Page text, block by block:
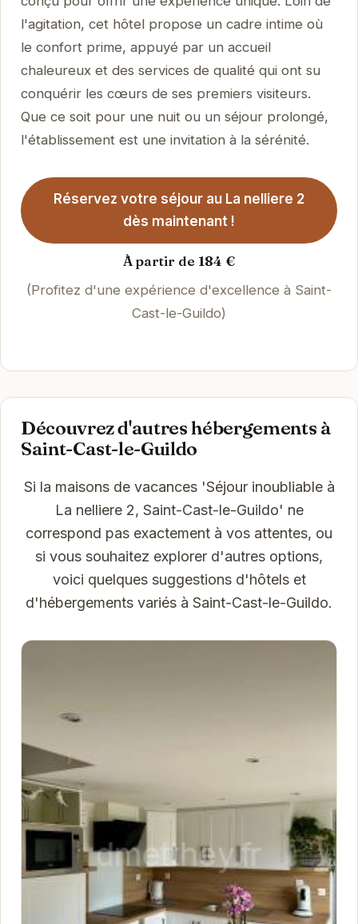
l'agitation, cet hôtel propose un cadre intime où
le confort prime, appuyé par un accueil
chaleureux et des services de qualité qui ont su
conquérir les cœurs de ses premiers visiteurs.
Que ce soit pour une nuit ou un séjour prolongé,
l'établissement est une invitation à la sérénité.
Réservez votre séjour au La nelliere 2
dès maintenant !
À partir de 184 €
(Profitez d'une expérience d'excellence à Saint-
Cast-le-Guildo)
Découvrez d'autres hébergements à
Saint-Cast-le-Guildo
Si la maisons de vacances 'Séjour inoubliable à
La nelliere 2, Saint-Cast-le-Guildo' ne
correspond pas exactement à vos attentes, ou
si vous souhaitez explorer d'autres options,
voici quelques suggestions d'hôtels et
d'hébergements variés à Saint-Cast-le-Guildo.